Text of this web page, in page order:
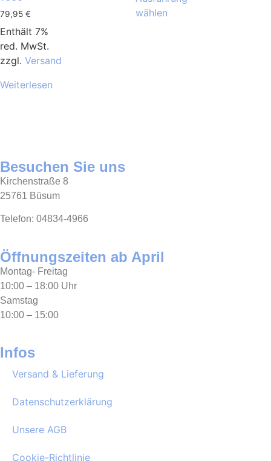
79,95 €
Enthält 7%
red. MwSt.
zzgl. Versand
Weiterlesen
wählen
Besuchen Sie uns
Kirchenstraße 8
25761 Büsum
Telefon: 04834-4966
Öffnungszeiten ab April
Montag- Freitag
10:00 – 18:00 Uhr
Samstag
10:00 – 15:00
Infos
Versand & Lieferung
Datenschutzerklärung
Unsere AGB
Cookie-Richtlinie